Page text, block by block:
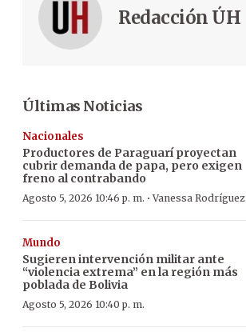
Redacción ÚH
Últimas Noticias
Nacionales
Productores de Paraguarí proyectan
cubrir demanda de papa, pero exigen
freno al contrabando
Agosto 5, 2026 10:46 p. m. ·Vanessa Rodríguez
Mundo
Sugieren intervención militar ante
“violencia extrema” en la región más
poblada de Bolivia
Agosto 5, 2026 10:40 p. m.